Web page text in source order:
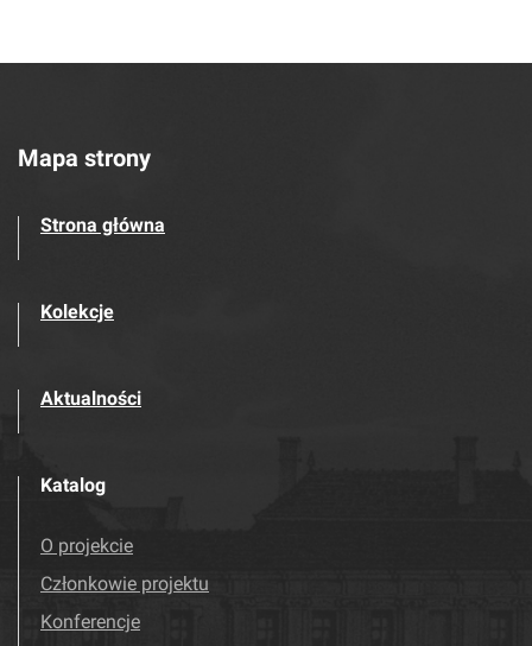
Mapa strony
Strona główna
Kolekcje
Aktualności
Katalog
O projekcie
Członkowie projektu
Konferencje